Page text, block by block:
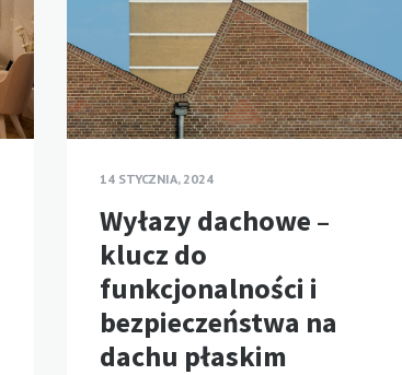
14 STYCZNIA, 2024
Wyłazy dachowe –
klucz do
funkcjonalności i
bezpieczeństwa na
dachu płaskim